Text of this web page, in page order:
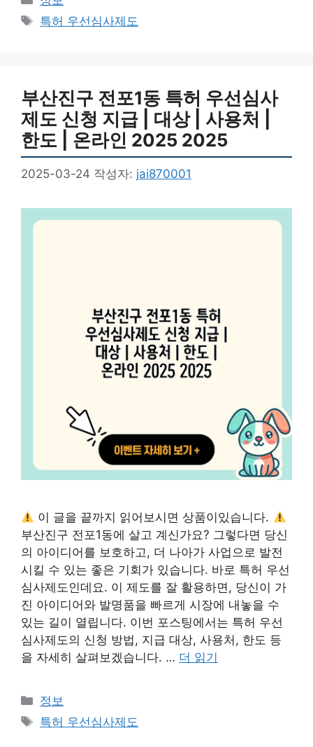
테
고
태
특허 우선심사제도
부산진구 전포1동 특허 우선심사
제도 신청 지급 | 대상 | 사용처 |
한도 | 온라인 2025 2025
2025-03-24 작성자: jai870001
이 글을 끝까지 읽어보시면 상품이있습니다.
부산진구 전포1동에 살고 계신가요? 그렇다면 당신
의 아이디어를 보호하고, 더 나아가 사업으로 발전
시킬 수 있는 좋은 기회가 있습니다. 바로 특허 우선
심사제도인데요. 이 제도를 잘 활용하면, 당신이 가
진 아이디어와 발명품을 빠르게 시장에 내놓을 수
있는 길이 열립니다. 이번 포스팅에서는 특허 우선
심사제도의 신청 방법, 지급 대상, 사용처, 한도 등
을 자세히 살펴보겠습니다. … 더 읽기
카
테
정보
태
특허 우선심사제도